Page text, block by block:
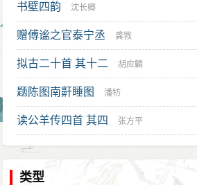
书壁四韵 沈长卿
赠傅谧之官泰宁丞 龚敩
拟古二十首 其十二 胡应麟
题陈图南鼾睡图 潘牥
读公羊传四首 其四 张方平
类型